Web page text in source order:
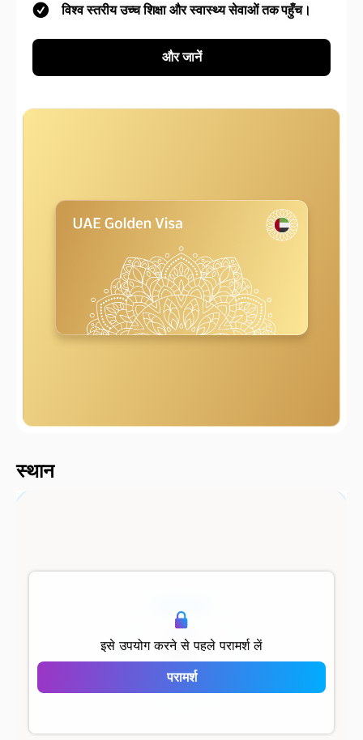
विश्व स्तरीय उच्च शिक्षा और स्वास्थ्य सेवाओं तक पहुँच।
और जानें
स्थान
इसे उपयोग करने से पहले परामर्श लें
परामर्श
Strada Bahçeşehir